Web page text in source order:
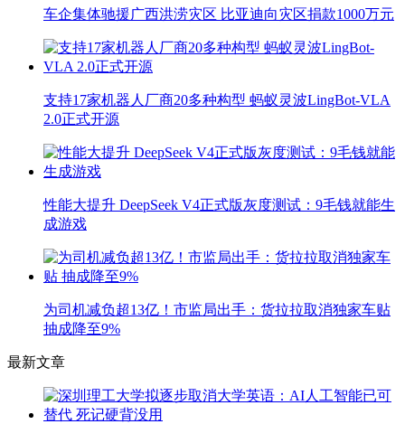
车企集体驰援广西洪涝灾区 比亚迪向灾区捐款1000万元
支持17家机器人厂商20多种构型 蚂蚁灵波LingBot-VLA
2.0正式开源
性能大提升 DeepSeek V4正式版灰度测试：9毛钱就能生
成游戏
为司机减负超13亿！市监局出手：货拉拉取消独家车贴
抽成降至9%
最新文章